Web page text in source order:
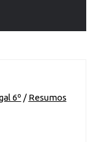
6º / Resumos